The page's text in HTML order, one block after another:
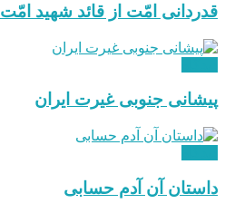
قدردانی امّت از قائد شهید امّت
پیشانی جنوبی غیرت ایران
داستان آن آدم حسابی